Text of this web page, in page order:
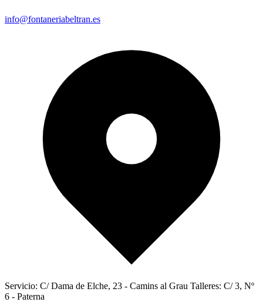
info@fontaneriabeltran.es
Servicio: C/ Dama de Elche, 23 - Camins al Grau Talleres: C/ 3, Nº
6 - Paterna